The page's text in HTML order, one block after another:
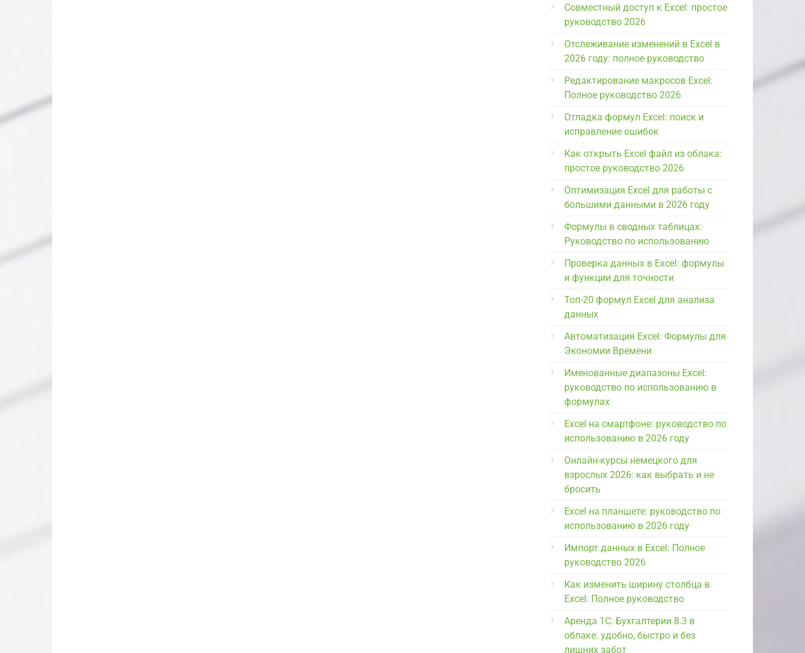
Совместный доступ к Excel: простое
руководство 2026
Отслеживание изменений в Excel в
2026 году: полное руководство
Редактирование макросов Excel:
Полное руководство 2026
Отладка формул Excel: поиск и
исправление ошибок
Как открыть Excel файл из облака:
простое руководство 2026
Оптимизация Excel для работы с
большими данными в 2026 году
Формулы в сводных таблицах:
Руководство по использованию
Проверка данных в Excel: формулы
и функции для точности
Топ-20 формул Excel для анализа
данных
Автоматизация Excel: Формулы для
Экономии Времени
Именованные диапазоны Excel:
руководство по использованию в
формулах
Excel на смартфоне: руководство по
использованию в 2026 году
Онлайн-курсы немецкого для
взрослых 2026: как выбрать и не
бросить
Excel на планшете: руководство по
использованию в 2026 году
Импорт данных в Excel: Полное
руководство 2026
Как изменить ширину столбца в
Excel: Полное руководство
Аренда 1С: Бухгалтерии 8.3 в
облаке: удобно, быстро и без
лишних забот